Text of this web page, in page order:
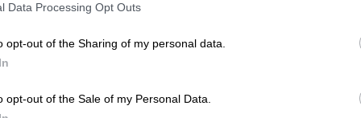
Data Processing Opt Outs
opt-out of the Sharing of my personal data.
opt-out of the Sale of my Personal Data.
video